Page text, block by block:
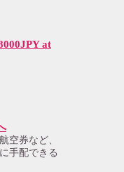
at
空券など、
手配できる